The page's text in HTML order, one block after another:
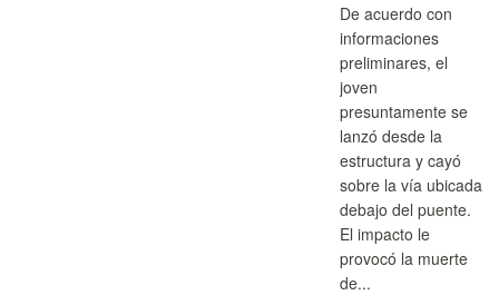
De acuerdo con
informaciones
preliminares, el
joven
presuntamente se
lanzó desde la
estructura y cayó
sobre la vía ubicada
debajo del puente.
El impacto le
provocó la muerte
de...